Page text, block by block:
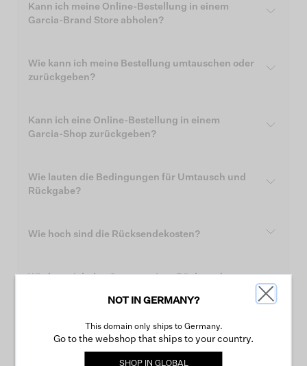
Kann ich meine Online-Bestellung in einem
Garcia-Brand Store abholen?
Wie kann ich meine Bestellung umtauschen oder
zurückgeben?
Kann ich eine Online-Bestellung in einem
Garcia-Shop zurückgeben?
Wie lauten die Bedingungen für Umtausch und
Rückgabe?
Wie hoch sind die Rücksendekosten?
Wie kann ich den Status meiner Rücksendung
Wie lauten Ihre Aktionsbedingungen?
NOT IN GERMANY?
This domain only ships to Germany.
Go to the webshop that ships to your country.
SHOP IN GLOBAL